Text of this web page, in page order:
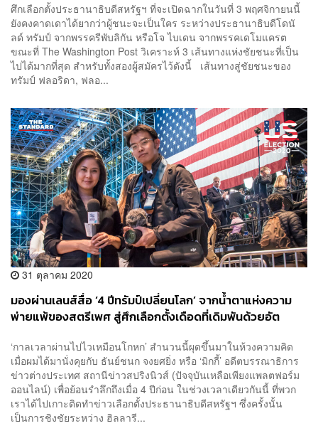
ศึกเลือกตั้งประธานาธิบดีสหรัฐฯ ที่จะเปิดฉากในวันที่ 3 พฤศจิกายนนี้
ยังคงคาดเดาได้ยากว่าผู้ชนะจะเป็นใคร ระหว่างประธานาธิบดีโดนั
ลด์ ทรัมป์ จากพรรครีพับลิกัน หรือโจ ไบเดน จากพรรคเดโมแครต
ขณะที่ The Washington Post วิเคราะห์ 3 เส้นทางแห่งชัยชนะที่เป็น
ไปได้มากที่สุด สำหรับทั้งสองผู้สมัครไว้ดังนี้ เส้นทางสู่ชัยชนะของ
ทรัมป์ ฟลอริดา, ฟลอ...
31 ตุลาคม 2020
มองผ่านเลนส์สื่อ ‘4 ปีทรัมป์เปลี่ยนโลก’ จากน้ำตาแห่งความ
พ่ายแพ้ของสตรีเพศ สู่ศึกเลือกตั้งเดือดที่เดิมพันด้วยอัต
‘กาลเวลาผ่านไปไวเหมือนโกหก’ สำนวนนี้ผุดขึ้นมาในห้วงความคิด
เมื่อผมได้มานั่งคุยกับ ธันย์ชนก จงยศยิ่ง หรือ ‘มิกกี้’ อดีตบรรณาธิการ
ข่าวต่างประเทศ สถานีข่าวสปริงนิวส์ (ปัจจุบันเหลือเพียงแพลตฟอร์ม
ออนไลน์) เพื่อย้อนรำลึกถึงเมื่อ 4 ปีก่อน ในช่วงเวลาเดียวกันนี้ ที่พวก
เราได้ไปเกาะติดทำข่าวเลือกตั้งประธานาธิบดีสหรัฐฯ ซึ่งครั้งนั้น
เป็นการชิงชัยระหว่าง ฮิลลารี...